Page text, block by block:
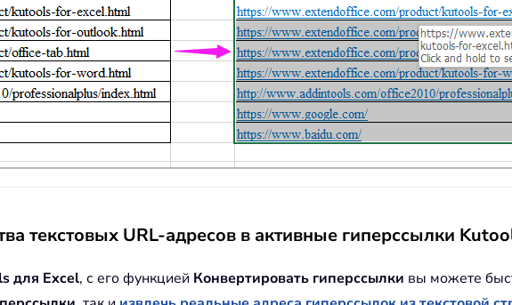
текстовых URL-адресов в активные гиперссылки
для Excel, с его функцией Конвертировать гиперссылки вы можете